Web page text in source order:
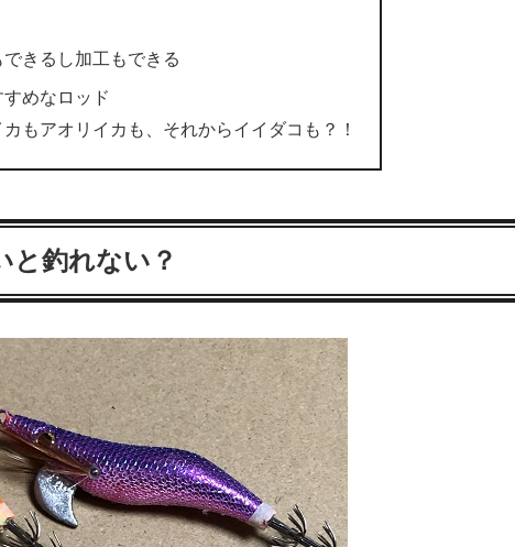
きるし加工もできる
めなロッド
もアオリイカも、それからイイダコも？！
と釣れない？